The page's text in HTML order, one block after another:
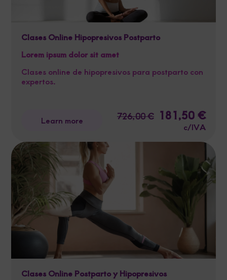
Clases Online Hipopresivos Postparto
Lorem ipsum dolor sit amet
Clases online de hipopresivos para postparto con
expertos.
Learn more 726,00€ Original
price
726,00 €.
181,50 €
is:
c/IVA
Clases Online Postparto y Hipopresivos